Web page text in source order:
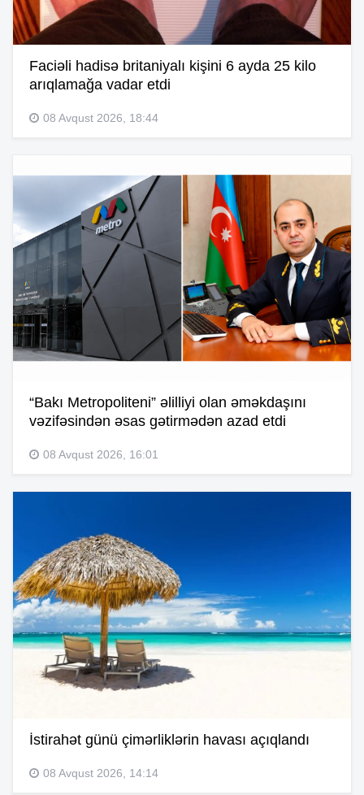
Faciəli hadisə britaniyalı kişini 6 ayda 25 kilo
arıqlamağa vadar etdi
08 Avqust 2026, 18:44
“Bakı Metropoliteni” əlilliyi olan əməkdaşını
vəzifəsindən əsas gətirmədən azad etdi
08 Avqust 2026, 16:01
İstirahət günü çimərliklərin havası açıqlandı
08 Avqust 2026, 14:14